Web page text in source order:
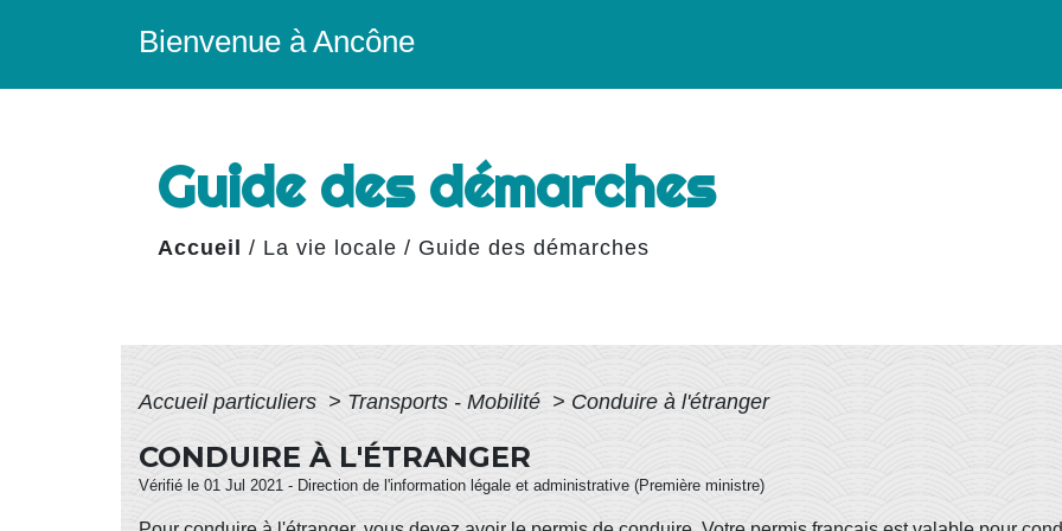
Bienvenue à Ancône
Guide des démarches
Accueil / La vie locale / Guide des démarches
Accueil particuliers > Transports - Mobilité > Conduire à l'étranger
CONDUIRE À L'ÉTRANGER
Vérifié le 01 Jul 2021 - Direction de l'information légale et administrative (Première ministre)